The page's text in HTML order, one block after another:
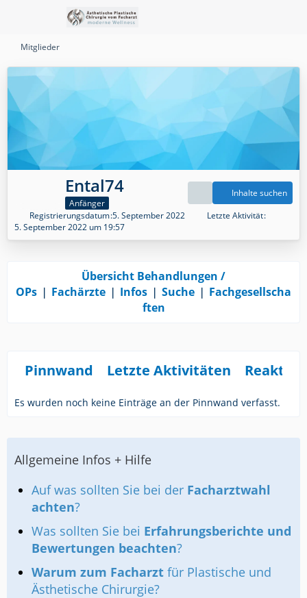
Mitglieder
Ental74
Anfänger
Inhalte suchen
Registrierungsdatum 5. September 2022
Letzte Aktivität
5. September 2022 um 19:57
Übersicht Behandlungen /
OPs ❘ Fachärzte ❘ Infos ❘ Suche ❘ Fachgesellscha
ften
Pinnwand Letzte Aktivitäten
Es wurden noch keine Einträge an der Pinnwand verfasst.
Allgemeine Infos + Hilfe
Auf was sollten Sie bei der Facharztwahl
achten?
Was sollten Sie bei Erfahrungsberichte und
Bewertungen beachten?
Warum zum Facharzt für Plastische und
Ästhetische Chirurgie?